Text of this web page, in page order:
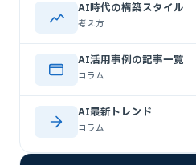
AI時代の構築スタイル
考え方
AI活用事例の記事一覧
コラム
AI最新トレンド
コラム